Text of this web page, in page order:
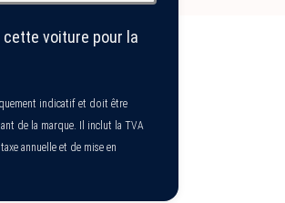
voiture pour la
indicatif et doit être
de la marque. Il inclut la TVA
annuelle et de mise en